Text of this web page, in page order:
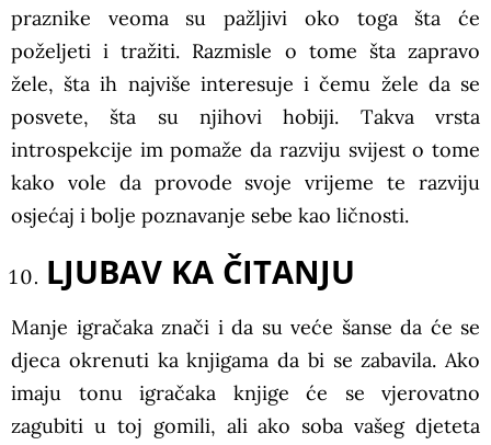
praznike veoma su pažljivi oko toga šta će
poželjeti i tražiti. Razmisle o tome šta zapravo
žele, šta ih najviše interesuje i čemu žele da se
posvete, šta su njihovi hobiji. Takva vrsta
introspekcije im pomaže da razviju svijest o tome
kako vole da provode svoje vrijeme te razviju
osjećaj i bolje poznavanje sebe kao ličnosti.
LJUBAV KA ČITANJU
Manje igračaka znači i da su veće šanse da će se
djeca okrenuti ka knjigama da bi se zabavila. Ako
imaju tonu igračaka knjige će se vjerovatno
zagubiti u toj gomili, ali ako soba vašeg djeteta